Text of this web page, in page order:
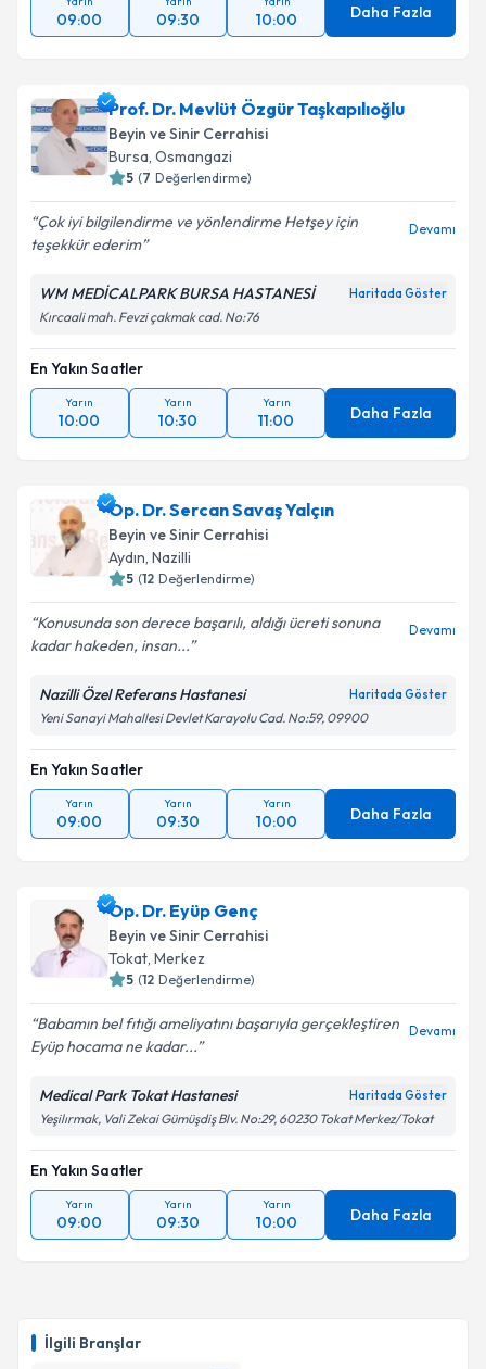
İlgili Branşlar
09:00 09:30 10:00 Daha Fazla
Prof. Dr. Mevlüt Özgür Taşkapılıoğlu
Beyin ve Sinir Cerrahisi
Bursa, Osmangazi
5 (7 Değerlendirme)
Çok iyi bilgilendirme ve yönlendirme Hetşey için
teşekkür ederim
Devamı
WM MEDİCALPARK BURSA HASTANESİ Haritada Göster
Kırcaali mah. Fevzi çakmak cad. No:76
En Yakın Saatler
Yarın
10:00
Yarın
10:30
Yarın
11:00 Daha Fazla
Op. Dr. Sercan Savaş Yalçın
Beyin ve Sinir Cerrahisi
Aydın, Nazilli
5 (12 Değerlendirme)
Konusunda son derece başarılı, aldığı ücreti sonuna
kadar hakeden, insan...
Devamı
Nazilli Özel Referans Hastanesi Haritada Göster
Yeni Sanayi Mahallesi Devlet Karayolu Cad. No:59, 09900
En Yakın Saatler
Yarın
09:00
Yarın
09:30
Yarın
10:00 Daha Fazla
Op. Dr. Eyüp Genç
Beyin ve Sinir Cerrahisi
Tokat, Merkez
5 (12 Değerlendirme)
Babamın bel fıtığı ameliyatını başarıyla gerçekleştiren
Eyüp hocama ne kadar...
Devamı
Medical Park Tokat Hastanesi Haritada Göster
Yeşilırmak, Vali Zekai Gümüşdiş Blv. No:29, 60230 Tokat Merkez/Tokat
En Yakın Saatler
Yarın
09:00
Yarın
09:30
Yarın
10:00 Daha Fazla